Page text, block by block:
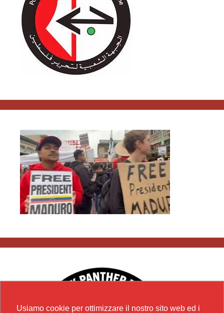
Usiamo cookie per ottimizzare il nostro sito web ed i